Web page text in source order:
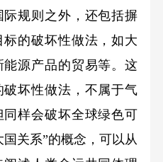
规则之外，还包括摒
的破坏性做法，如大
源产品的贸易等。这
坏性做法，不属于气
样会破坏全球绿色可
关系”的概念，可以从